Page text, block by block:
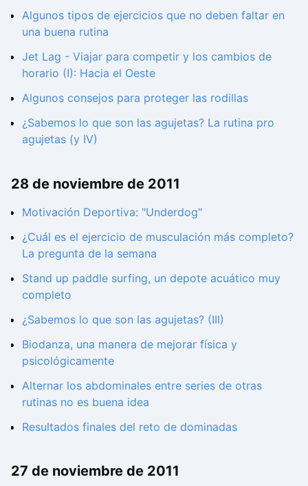
Algunos tipos de ejercicios que no deben faltar en
una buena rutina
Jet Lag - Viajar para competir y los cambios de
horario (I): Hacia el Oeste
Algunos consejos para proteger las rodillas
¿Sabemos lo que son las agujetas? La rutina pro
agujetas (y IV)
28 de noviembre de 2011
Motivación Deportiva: "Underdog"
¿Cuál es el ejercicio de musculación más completo?
La pregunta de la semana
Stand up paddle surfing, un depote acuático muy
completo
¿Sabemos lo que son las agujetas? (III)
Biodanza, una manera de mejorar física y
psicológicamente
Alternar los abdominales entre series de otras
rutinas no es buena idea
Resultados finales del reto de dominadas
27 de noviembre de 2011